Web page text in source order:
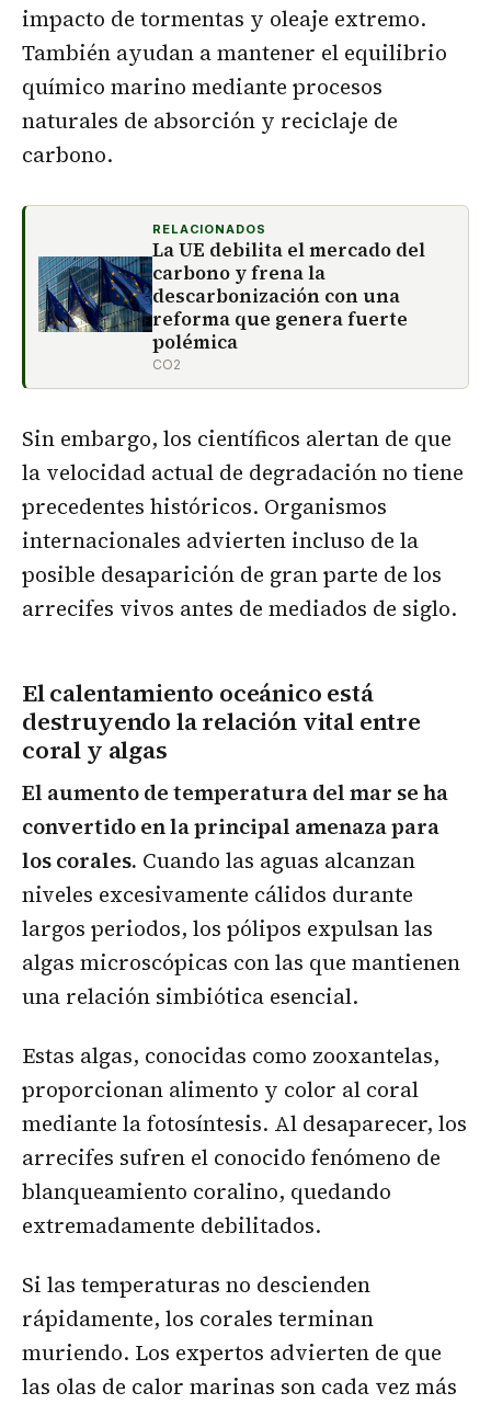
impacto de tormentas y oleaje extremo.
También ayudan a mantener el equilibrio
químico marino mediante procesos
naturales de absorción y reciclaje de
carbono.
RELACIONADOS
La UE debilita el mercado del
carbono y frena la
descarbonización con una
reforma que genera fuerte
polémica
CO2
Sin embargo, los científicos alertan de que
la velocidad actual de degradación no tiene
precedentes históricos. Organismos
internacionales advierten incluso de la
posible desaparición de gran parte de los
arrecifes vivos antes de mediados de siglo.
El calentamiento oceánico está
destruyendo la relación vital entre
coral y algas
El aumento de temperatura del mar se ha
convertido en la principal amenaza para
los corales. Cuando las aguas alcanzan
niveles excesivamente cálidos durante
largos periodos, los pólipos expulsan las
algas microscópicas con las que mantienen
una relación simbiótica esencial.
Estas algas, conocidas como zooxantelas,
proporcionan alimento y color al coral
mediante la fotosíntesis. Al desaparecer, los
arrecifes sufren el conocido fenómeno de
blanqueamiento coralino, quedando
extremadamente debilitados.
Si las temperaturas no descienden
rápidamente, los corales terminan
muriendo. Los expertos advierten de que
las olas de calor marinas son cada vez más